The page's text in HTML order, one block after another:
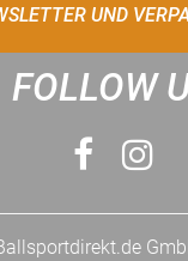
UND
FOLLOW